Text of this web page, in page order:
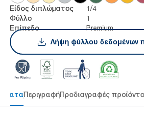
Είδος διπλώματος 1/4
Φύλλο 1
Επίπεδο
Premium
Λήψη φύλλου δεδομένων
ΠεριγραφήΠροδιαγραφές